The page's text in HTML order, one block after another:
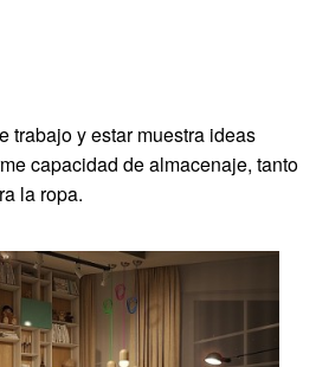
trabajo y estar muestra ideas
capacidad de almacenaje, tanto
la ropa.